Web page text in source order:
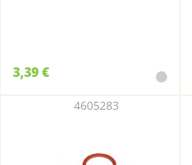
3,39 €
4605283